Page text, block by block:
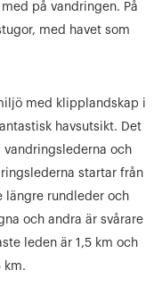
på vandringen. På
med havet som
med klipplandskap i
havsutsikt. Det
och
startar från
längre rundleder och
och andra är svårare
leden är 1,5 km och
km.